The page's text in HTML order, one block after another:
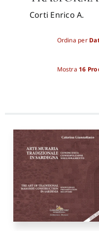
Corti Enrico A.
Ordina per
Mostra 16